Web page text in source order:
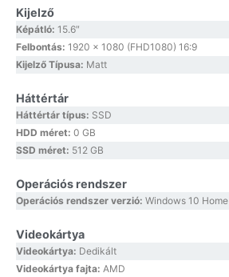
Kijelző
Képátló: 15.6″
Felbontás: 1920 x 1080 (FHD1080) 16:9
Kijelző Típusa: Matt
Háttértár
Háttértár típus: SSD
HDD méret: 0 GB
SSD méret: 512 GB
Operációs rendszer
Operációs rendszer verzió: Windows 10 Home
Videokártya
Videokártya: Dedikált
Videokártya fajta: AMD